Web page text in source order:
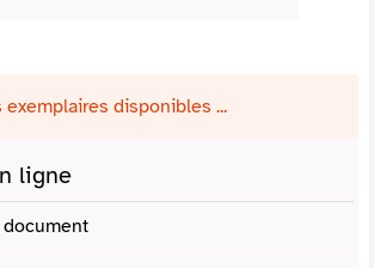
disponibles ...
ligne